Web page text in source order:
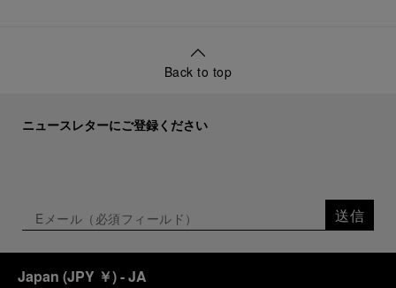
Back to top
ニュースレターにご登録ください
送信
Japan (JPY ￥)- JA